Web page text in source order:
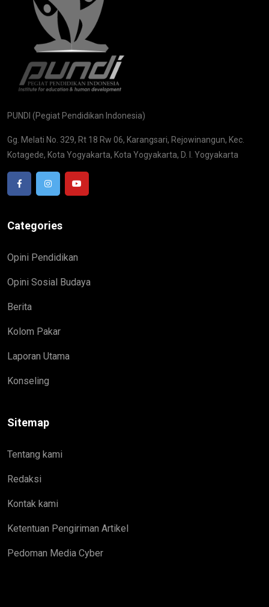
PUNDI (Pegiat Pendidikan Indonesia)
Gg. Melati No. 329, Rt 18 Rw 06, Karangsari, Rejowinangun, Kec.
Kotagede, Kota Yogyakarta, Kota Yogyakarta, D. I. Yogyakarta
Categories
Opini Pendidikan
Opini Sosial Budaya
Berita
Kolom Pakar
Laporan Utama
Konseling
Sitemap
Tentang kami
Redaksi
Kontak kami
Ketentuan Pengiriman Artikel
Pedoman Media Cyber